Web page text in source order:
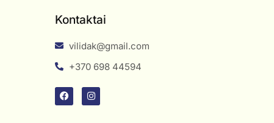
Kontaktai
vilidak@gmail.com
+370 698 44594